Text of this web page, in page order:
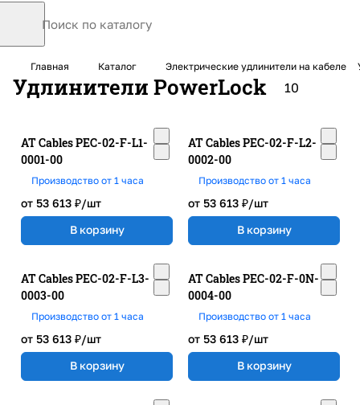
Главная Каталог Электрические удлинители на кабеле
Удлинители PowerLock 10
AT Cables PEC-02-F-L1-
0001-00
Производство от 1 часа
от 53 613 ₽/шт
В корзину
AT Cables PEC-02-F-L2-
0002-00
Производство от 1 часа
от 53 613 ₽/шт
В корзину
AT Cables PEC-02-F-L3-
0003-00
Производство от 1 часа
от 53 613 ₽/шт
В корзину
AT Cables PEC-02-F-0N-
0004-00
Производство от 1 часа
от 53 613 ₽/шт
В корзину